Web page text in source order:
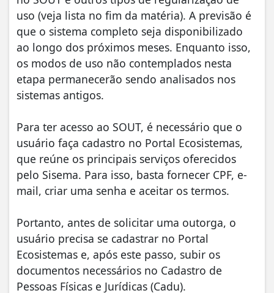
uso (veja lista no fim da matéria). A previsão é
que o sistema completo seja disponibilizado
ao longo dos próximos meses. Enquanto isso,
os modos de uso não contemplados nesta
etapa permanecerão sendo analisados nos
sistemas antigos.
Para ter acesso ao SOUT, é necessário que o
usuário faça cadastro no Portal Ecosistemas,
que reúne os principais serviços oferecidos
pelo Sisema. Para isso, basta fornecer CPF, e-
mail, criar uma senha e aceitar os termos.
Portanto, antes de solicitar uma outorga, o
usuário precisa se cadastrar no Portal
Ecosistemas e, após este passo, subir os
documentos necessários no Cadastro de
Pessoas Físicas e Jurídicas (Cadu).